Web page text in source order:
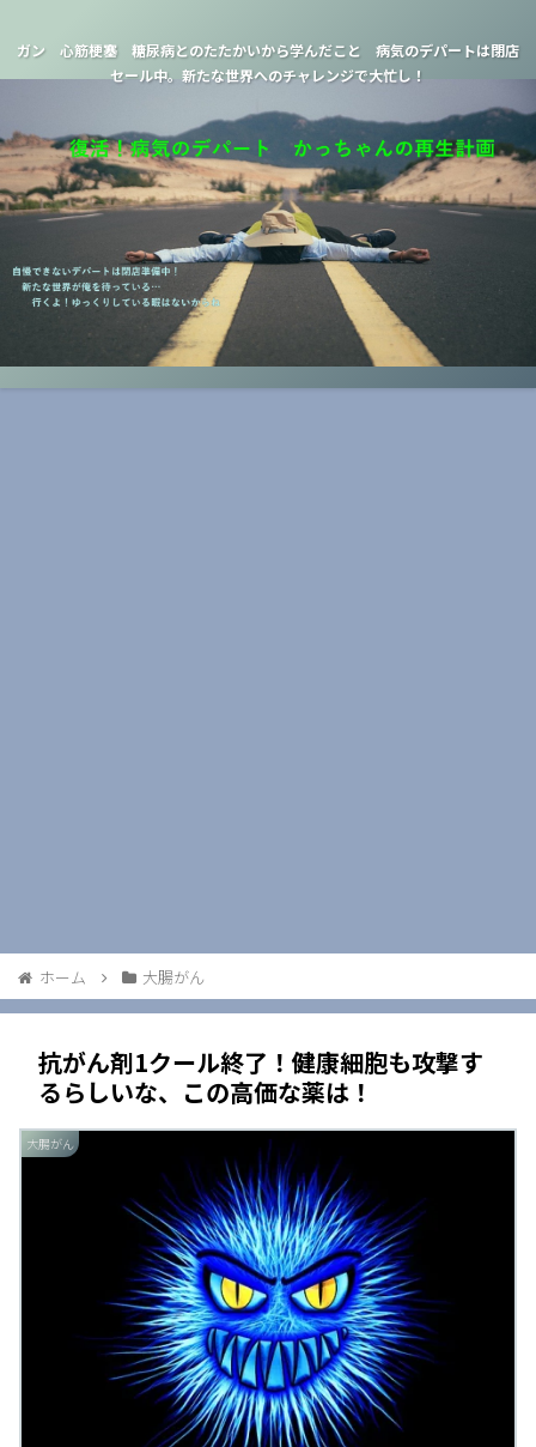
ガン 心筋梗塞 糖尿病とのたたかいから学んだこと 病気のデパートは閉店
セール中。新たな世界へのチャレンジで大忙し！
ホーム 大腸がん
抗がん剤1クール終了！健康細胞も攻撃す
るらしいな、この高価な薬は！
大腸がん